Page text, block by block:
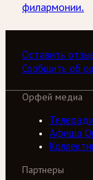
филармонии.
Оставить
Сообщить об
Орфей медиа
Афиша
Партнеры